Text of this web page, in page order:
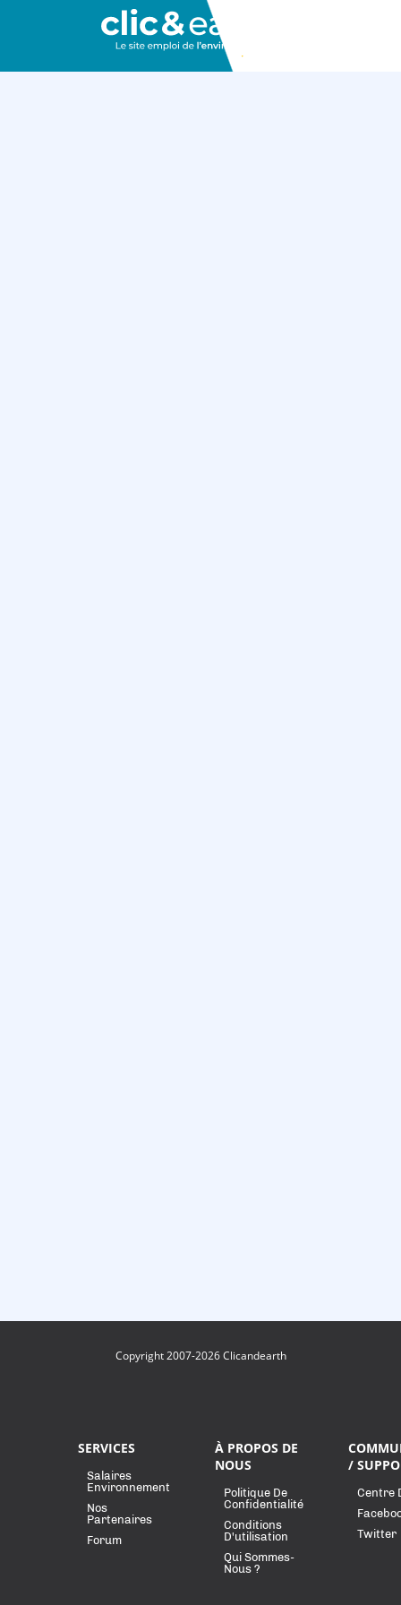
Copyright 2007-2026 Clicandearth
SERVICES
Salaires
Environnement
Nos
Partenaires
Forum
À PROPOS DE
NOUS
Politique De
Confidentialité
Conditions
D'utilisation
Qui Sommes-
Nous ?
/
Centre
Twitter